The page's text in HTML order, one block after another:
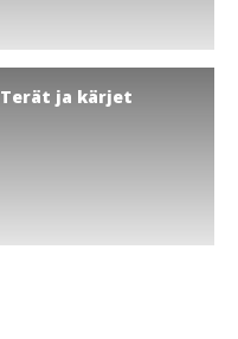
Terät ja kärjet